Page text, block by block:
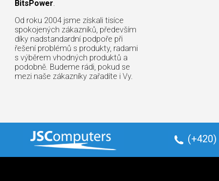
BitsPower.
Od roku 2004 jsme získali tisíce
spokojených zákazníků, především
díky nadstandardní podpoře při
řešení problémů s produkty, radami
s výběrem vhodných produktů a
podobně. Budeme rádi, pokud se
mezi naše zákazníky zařadíte i Vy.
(+420)